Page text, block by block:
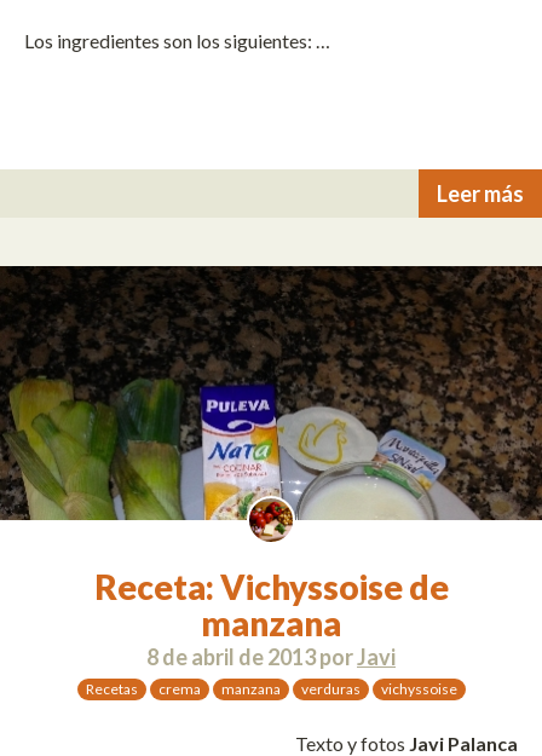
Los ingredientes son los siguientes: …
Leer más
Receta: Vichyssoise de
manzana
8 de abril de 2013porJavi
Recetas crema manzana verduras vichyssoise
Texto y fotos Javi Palanca